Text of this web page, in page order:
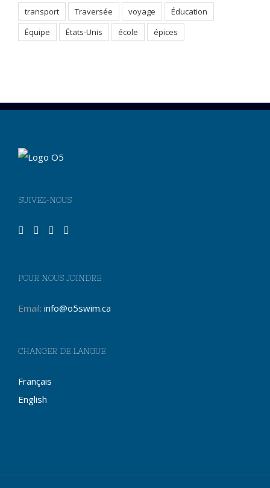
transport
Traversée voyage
Éducation
Équipe
États-Unis école épices
SUIVEZ-NOUS
POUR NOUS JOINDRE
Email: info@o5swim.ca
CHANGER DE LANGUE
Français
English